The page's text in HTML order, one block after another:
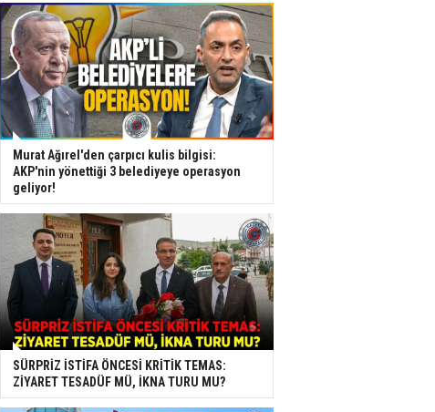
Murat Ağırel'den çarpıcı kulis bilgisi:
AKP'nin yönettiği 3 belediyeye operasyon
geliyor!
SÜRPRİZ İSTİFA ÖNCESİ KRİTİK TEMAS:
ZİYARET TESADÜF MÜ, İKNA TURU MU?